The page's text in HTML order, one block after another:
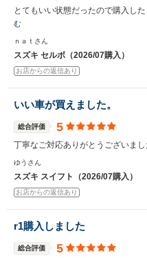
とてもいい状態だったので購入し
む
ｎａｔさん
スズキ セルボ（2026/07購入）
お店からの返信あり
いい車が買えました。
総合評価 5
丁寧なご対応ありがとうございまし
ゆうさん
スズキ スイフト（2026/07購入）
お店からの返信あり
r1購入しました
総合評価 5